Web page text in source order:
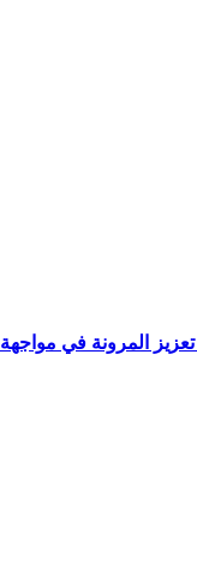
تعزيز المرونة في